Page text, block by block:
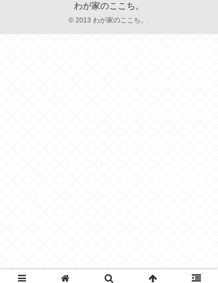
わが家のここち。
© 2013 わが家のここち。.